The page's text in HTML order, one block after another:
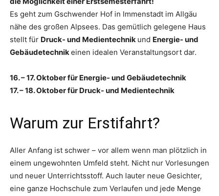
Es geht zum Gschwender Hof in Immenstadt im Allgäu
nähe des großen Alpsees. Das gemütlich gelegene Haus
stellt für Druck- und Medientechnik und Energie- und
Gebäudetechnikeinen idealen Veranstaltungsort dar.
16. – 17. Oktober für Energie- und Gebäudetechnik
17. – 18. Oktober für Druck- und Medientechnik
Warum zur Erstifahrt?
Aller Anfang ist schwer – vor allem wenn man plötzlich in
einem ungewohnten Umfeld steht. Nicht nur Vorlesungen
und neuer Unterrichtsstoff. Auch lauter neue Gesichter,
eine ganze Hochschule zum Verlaufen und jede Menge